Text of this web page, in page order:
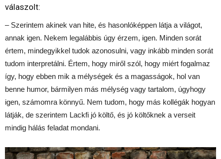
válaszolt:
– Szerintem akinek van hite, és hasonlóképpen látja a világot,
annak igen. Nekem legalábbis úgy érzem, igen. Minden sorát
értem, mindegyikkel tudok azonosulni, vagy inkább minden sorát
tudom interpretálni. Értem, hogy miről szól, hogy miért fogalmaz
így, hogy ebben mik a mélységek és a magasságok, hol van
benne humor, bármilyen más mélység vagy tartalom, úgyhogy
igen, számomra könnyű. Nem tudom, hogy más kollégák hogyan
látják, de szerintem Lackfi jó költő, és jó költőknek a verseit
mindig hálás feladat mondani.